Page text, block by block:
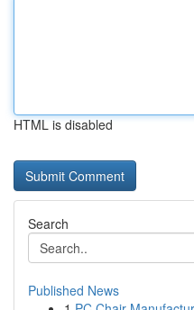
HTML is disabled
Search
Published News